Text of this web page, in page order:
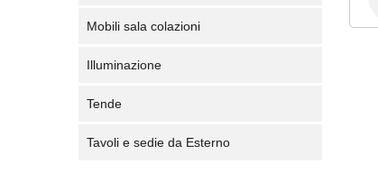
Mobili sala colazioni
Illuminazione
Tende
Tavoli e sedie da Esterno